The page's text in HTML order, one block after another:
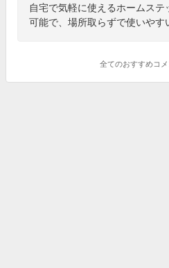
自宅で気軽に使えるホームス
可能で、場所取らずで使いやす
全てのおすすめコメ